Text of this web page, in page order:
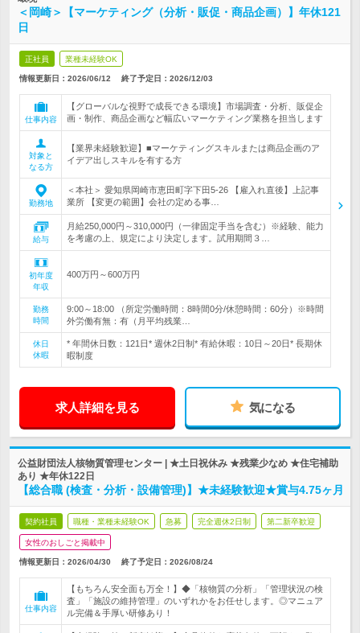
＜岡崎＞【マーケティング（分析・販促・商品企画）】年休121
日
正社員 業種未経験OK
情報更新日：2026/06/12 終了予定日： 2026/12/03
仕事内容
【グローバルな視野で成長できる環境】市場調査・分析、販促企
画・制作、商品企画など幅広いマーケティング業務を担当します
対象と
なる方
【業界未経験歓迎】■マーケティングスキルまたは商品企画のア
イデア出しスキルを有する方
勤務地
＜本社＞ 愛知県岡崎市恵田町字下田5-26 【雇入れ直後】上記事
業所 【変更の範囲】会社の定める事…
給与
月給250,000円～310,000円（一律固定手当を含む）※経験、能力
を考慮の上、規定により決定します。試用期間３…
初年度
年収
400万円～600万円
勤務
時間
9:00～18:00 （所定労働時間：8時間0分/休憩時間：60分）※時間
外労働有無：有（月平均残業…
休日
休暇
* 年間休日数：121日* 週休2日制* 有給休暇：10日～20日* 長期休
暇制度
求人詳細を見る 気になる
公益財団法人核物質管理センター | ★土日祝休み ★残業少なめ ★住宅補助
あり ★年休122日
【総合職 (検査・分析・設備管理)】★未経験歓迎★賞与4.75ヶ月
契約社員 職種・業種未経験OK 急募 完全週休2日制 第二新卒歓迎
女性のおしごと掲載中
情報更新日：2026/04/30 終了予定日： 2026/08/24
仕事内容
【もちろん安全面も万全！】◆「核物質の分析」「管理状況の検
査」「施設の維持管理」のいずれかをお任せします。◎マニュア
ル完備＆手厚い研修あり！